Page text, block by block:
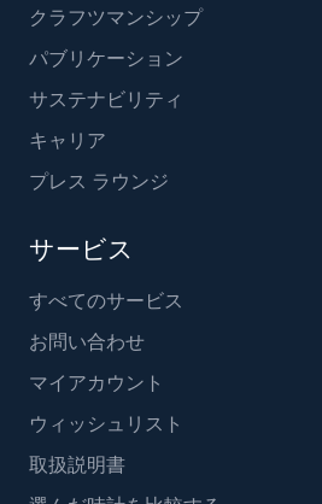
クラフツマンシップ
パブリケーション
サステナビリティ
キャリア
プレス ラウンジ
サービス
すべてのサービス
お問い合わせ
マイアカウント
ウィッシュリスト
取扱説明書